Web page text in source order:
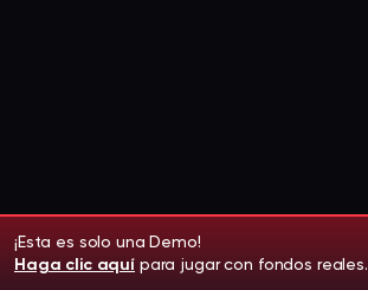
¡Esta es solo una Demo!
Haga clic aquí para jugar con fondos reales.